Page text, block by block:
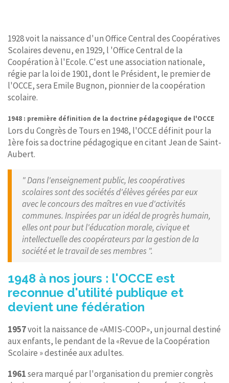
1928 voit la naissance d'un Office Central des Coopératives
Scolaires devenu, en 1929, l 'Office Central de la
Coopération à l'Ecole. C'est une association nationale,
régie par la loi de 1901, dont le Président, le premier de
l'OCCE, sera Emile Bugnon, pionnier de la coopération
scolaire.
1948 : première définition de la doctrine pédagogique de l'OCCE
Lors du Congrès de Tours en 1948, l'OCCE définit pour la
1ère fois sa doctrine pédagogique en citant Jean de Saint-
Aubert.
" Dans l'enseignement public, les coopératives
scolaires sont des sociétés d'élèves gérées par eux
avec le concours des maîtres en vue d'activités
communes. Inspirées par un idéal de progrès humain,
elles ont pour but l'éducation morale, civique et
intellectuelle des coopérateurs par la gestion de la
société et le travail de ses membres ".
1948 à nos jours : l'OCCE est
reconnue d'utilité publique et
devient une fédération
1957voit la naissance de «AMIS-COOP», un journal destiné
aux enfants, le pendant de la «Revue de la Coopération
Scolaire » destinée aux adultes.
1961sera marqué par l'organisation du premier congrès